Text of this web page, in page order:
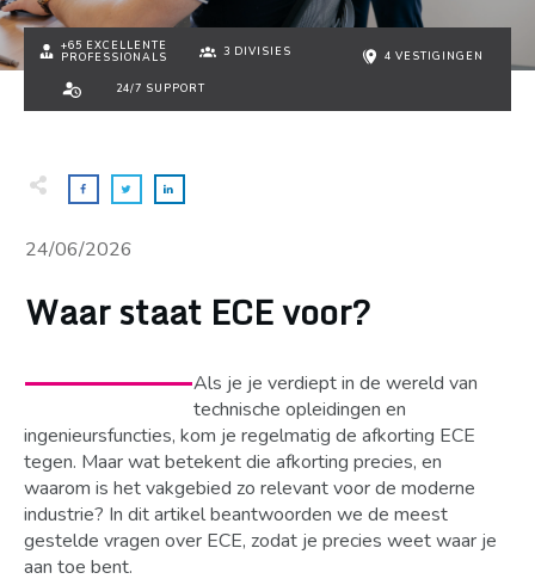
+65 EXCELLENTE
PROFESSIONALS
3 DIVISIES 4 VESTIGINGEN
24/7 SUPPORT
24/06/2026
Waar staat ECE voor?
Als je je verdiept in de wereld van
technische opleidingen en
ingenieursfuncties, kom je regelmatig de afkorting ECE
tegen. Maar wat betekent die afkorting precies, en
waarom is het vakgebied zo relevant voor de moderne
industrie? In dit artikel beantwoorden we de meest
gestelde vragen over ECE, zodat je precies weet waar je
aan toe bent.